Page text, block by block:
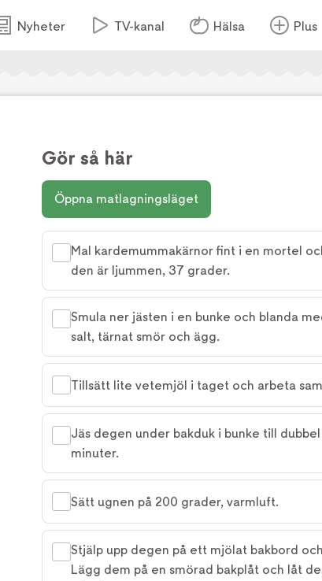
Nyheter TV-kanal Hälsa Plus
Gör så här
Öppna matlagningsläget
Mal kardemummakärnor fint i en mortel
den är ljummen, 37 grader.
Smula ner jästen i en bunke och blanda
salt, tärnat smör och ägg.
Tillsätt lite vetemjöl i taget och arbeta
Jäs degen under bakduk i bunke till
minuter.
Sätt ugnen på 200 grader, varmluft.
Stjälp upp degen på ett mjölat bakbord
Lägg dem på en smörad bakplåt och låt